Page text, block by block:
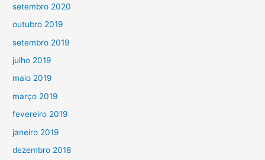
setembro 2020
outubro 2019
setembro 2019
julho 2019
maio 2019
março 2019
fevereiro 2019
janeiro 2019
dezembro 2018